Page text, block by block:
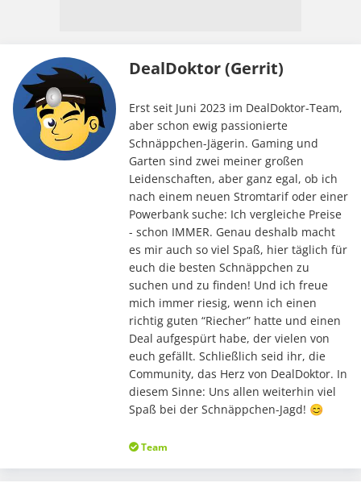
DealDoktor (Gerrit)
Erst seit Juni 2023 im DealDoktor-Team,
aber schon ewig passionierte
Schnäppchen-Jägerin. Gaming und
Garten sind zwei meiner großen
Leidenschaften, aber ganz egal, ob ich
nach einem neuen Stromtarif oder einer
Powerbank suche: Ich vergleiche Preise
- schon IMMER. Genau deshalb macht
es mir auch so viel Spaß, hier täglich für
euch die besten Schnäppchen zu
suchen und zu finden! Und ich freue
mich immer riesig, wenn ich einen
richtig guten “Riecher” hatte und einen
Deal aufgespürt habe, der vielen von
euch gefällt. Schließlich seid ihr, die
Community, das Herz von DealDoktor. In
diesem Sinne: Uns allen weiterhin viel
Spaß bei der Schnäppchen-Jagd! 😊
Team